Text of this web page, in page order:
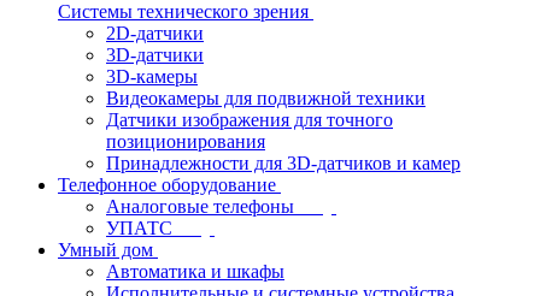
Системы технического зрения
2D-датчики
3D-датчики
3D-камеры
Видеокамеры для подвижной техники
Датчики изображения для точного
позиционирования
Принадлежности для 3D-датчиков и камер
Телефонное оборудование
Аналоговые телефоны
УПАТС
Умный дом
Автоматика и шкафы